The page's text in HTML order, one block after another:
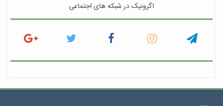
اگرونیک در شبکه های اجتماعی